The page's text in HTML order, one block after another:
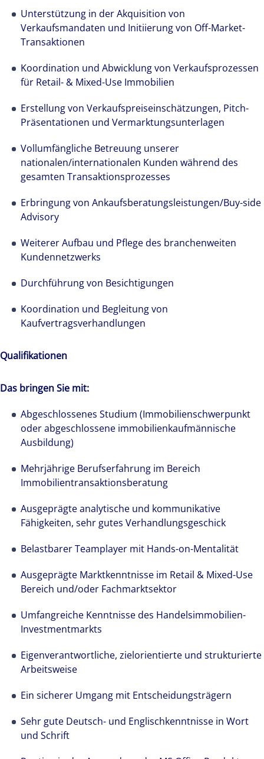
Unterstützung in der Akquisition von
Verkaufsmandaten und Initiierung von Off-Market-
Transaktionen
Koordination und Abwicklung von Verkaufsprozessen
für Retail- & Mixed-Use Immobilien
Erstellung von Verkaufspreiseinschätzungen, Pitch-
Präsentationen und Vermarktungsunterlagen
Vollumfängliche Betreuung unserer
nationalen/internationalen Kunden während des
gesamten Transaktionsprozesses
Erbringung von Ankaufsberatungsleistungen/Buy-side
Advisory
Weiterer Aufbau und Pflege des branchenweiten
Kundennetzwerks
Durchführung von Besichtigungen
Koordination und Begleitung von
Kaufvertragsverhandlungen
Qualifikationen
Das bringen Sie mit:
Abgeschlossenes Studium (Immobilienschwerpunkt
oder abgeschlossene immobilienkaufmännische
Ausbildung)
Mehrjährige Berufserfahrung im Bereich
Immobilientransaktionsberatung
Ausgeprägte analytische und kommunikative
Fähigkeiten, sehr gutes Verhandlungsgeschick
Belastbarer Teamplayer mit Hands-on-Mentalität
Ausgeprägte Marktkenntnisse im Retail & Mixed-Use
Bereich und/oder Fachmarktsektor
Umfangreiche Kenntnisse des Handelsimmobilien-
Investmentmarkts
Eigenverantwortliche, zielorientierte und strukturierte
Arbeitsweise
Ein sicherer Umgang mit Entscheidungsträgern
Sehr gute Deutsch- und Englischkenntnisse in Wort
und Schrift
Wir stehen für lokale Kompetenz weltweit. Über
19.000 Experten in 66 Ländern stellen bei
Colliers ihre Erfahrungen und ihr Knowhow in
den Dienst unserer Kunden.